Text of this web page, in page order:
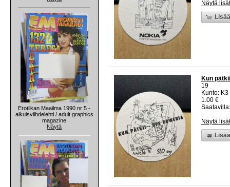
Erotiikan Maailma 1990 nr 5 -
aikuisviihdelehti / adult graphics
magazine
Näytä
Näytä
Kun
19
Kunto:
1.00 €
Näytä